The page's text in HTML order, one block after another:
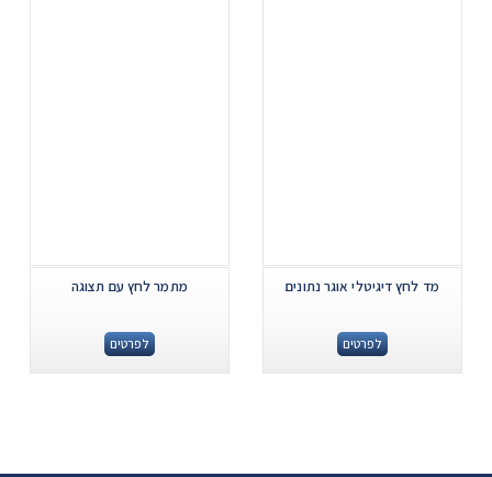
מד לחץ דיגיטלי אוגר נתונים
לפרטים
מתמר לחץ עם תצוגה
לפרטים